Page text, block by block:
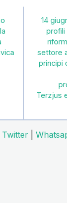
14
profili
settore
principi
Terzjus
Twitter